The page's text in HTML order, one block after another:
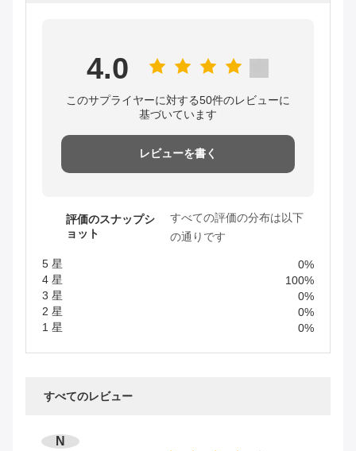
4.0
このサプライヤーに対する50件のレビューに
基づいています
レビューを書く
評価のスナップシ
ョット
すべての評価の分布は以下
の通りです
5 星
0%
4 星
100%
3 星
0%
2 星
0%
1 星
0%
すべてのレビュー
N